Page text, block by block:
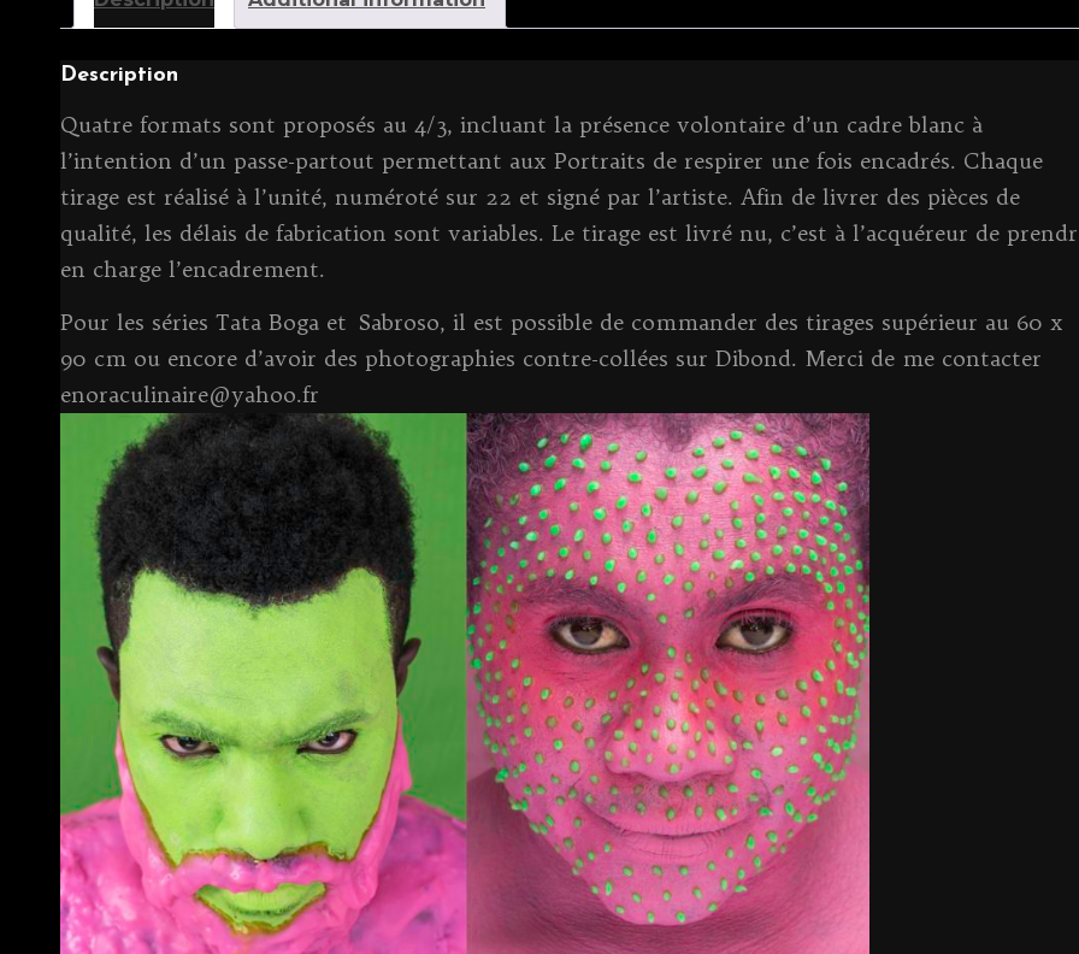
o
k
er a
t
k
Description
Quatre formats sont proposés au 4/3, incluant la présence volontaire d’un cadre blanc à
l’intention d’un passe-partout permettant aux Portraits de respirer une fois encadrés. Chaque
tirage est réalisé à l’unité, numéroté sur 22 et signé par l’artiste. Afin de livrer des pièces de
qualité, les délais de fabrication sont variables. Le tirage est livré nu, c’est à l’acquéreur de
en charge l’encadrement.
Pour les séries Tata Boga et Sabroso, il est possible de commander des tirages supérieur au 60 x
90 cm ou encore d’avoir des photographies contre-collées sur Dibond. Merci de me contacter
enoraculinaire@yahoo.fr